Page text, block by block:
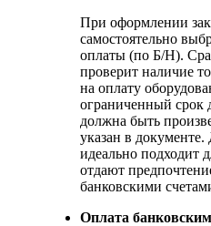
При оформлении
самостоятельно
оплаты (по Б/Н).
проверит наличие
на оплату
ограниченный срок
должна быть
указан в
идеально подходит
отдают
банковскими
Оплата